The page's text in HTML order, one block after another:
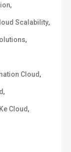
,
Scalability,
,
Cloud,
,
Cloud,